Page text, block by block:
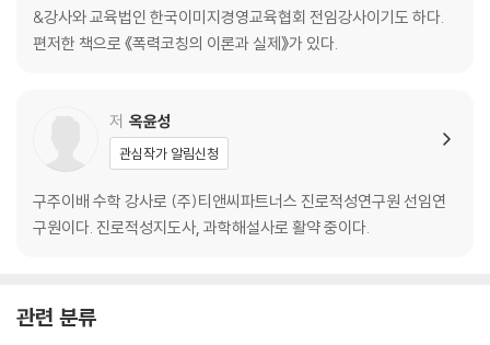
&강사와 교육법인 한국이미지경영교육협회 전임강사이기도 하다.
편저한 책으로 《폭력코칭의 이론과 실제》가 있다.
저 옥윤성
관심작가 알림신청
구주이배 수학 강사로 (주)티앤씨파트너스 진로적성연구원 선임연
구원이다. 진로적성지도사, 과학해설사로 활약 중이다.
관련 분류